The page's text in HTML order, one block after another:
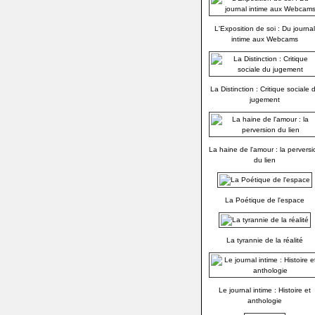
L'Exposition de soi : Du journal
intime aux Webcams
La Distinction : Critique sociale
jugement
La haine de l'amour : la
du lien
La Poétique de l'espace
La tyrannie de la réalité
Le journal intime : Histoire et
anthologie